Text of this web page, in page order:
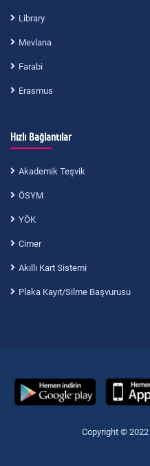
Library
Mevlana
Farabi
Erasmus
Hızlı Bağlantılar
Akademik Teşvik
ÖSYM
YÖK
Cimer
Akıllı Kart Sistemi
Plaka Kayıt/Silme Başvurusu
Copyright ©